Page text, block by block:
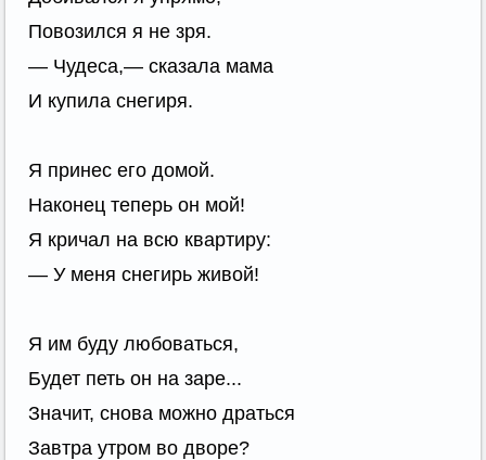
Повозился я не зря.
— Чудеса,— сказала мама
И купила снегиря.
Я принес его домой.
Наконец теперь он мой!
Я кричал на всю квартиру:
— У меня снегирь живой!
Я им буду любоваться,
Будет петь он на заре...
Значит, снова можно драться
Завтра утром во дворе?